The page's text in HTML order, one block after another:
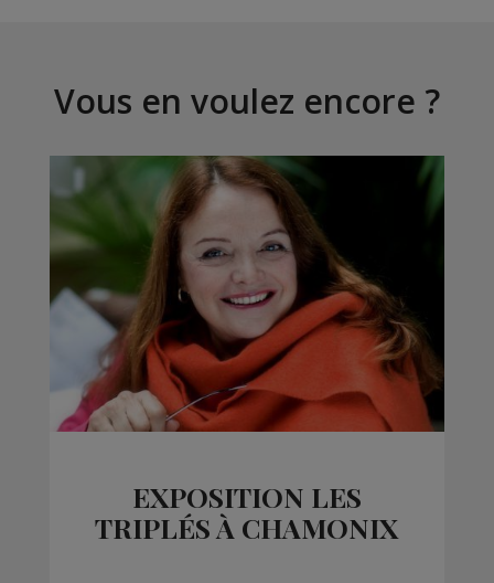
Vous en voulez encore ?
EXPOSITION LES
TRIPLÉS À CHAMONIX